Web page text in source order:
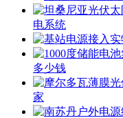
电系统
多少钱
家